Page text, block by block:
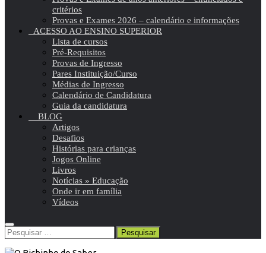
critérios
Provas e Exames 2026 – calendário e informações
ACESSO AO ENSINO SUPERIOR
Lista de cursos
Pré-Requisitos
Provas de Ingresso
Pares Instituição/Curso
Médias de Ingresso
Calendário de Candidatura
Guia da candidatura
BLOG
Artigos
Desafios
Histórias para crianças
Jogos Online
Livros
Notícias » Educação
Onde ir em família
Vídeos
Pesquisar
por: